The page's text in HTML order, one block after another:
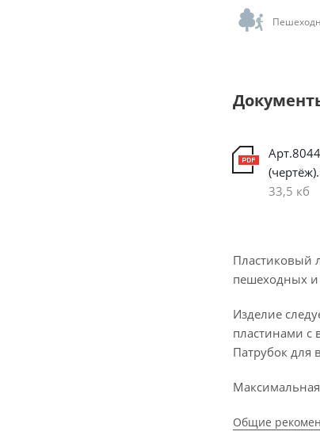
Арт.8044
33,5 кб
Пластиковый
пешеходных и
Изделие
пластинами с
Патрубок для
Максимальная
Общие